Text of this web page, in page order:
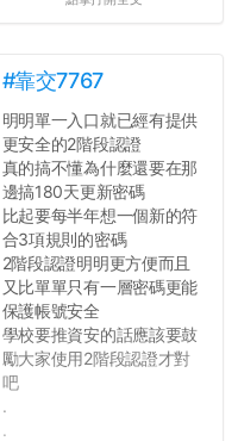
#靠交7767
明明單一入口就已經有提供
更安全的2階段認證
真的搞不懂為什麼還要在那
邊搞180天更新密碼
比起要每半年想一個新的符
合3項規則的密碼
2階段認證明明更方便而且
又比單單只有一層密碼更能
保護帳號安全
學校要推資安的話應該要鼓
勵大家使用2階段認證才對
吧
.
.